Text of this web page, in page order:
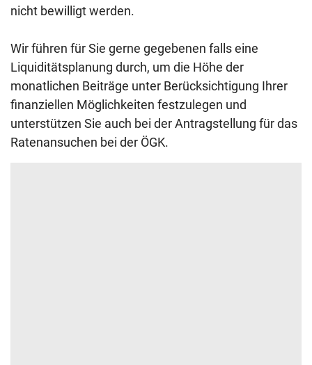
nicht bewilligt werden.
Wir führen für Sie gerne gegebenen falls eine
Liquiditätsplanung durch, um die Höhe der
monatlichen Beiträge unter Berücksichtigung Ihrer
finanziellen Möglichkeiten festzulegen und
unterstützen Sie auch bei der Antragstellung für das
Ratenansuchen bei der ÖGK.